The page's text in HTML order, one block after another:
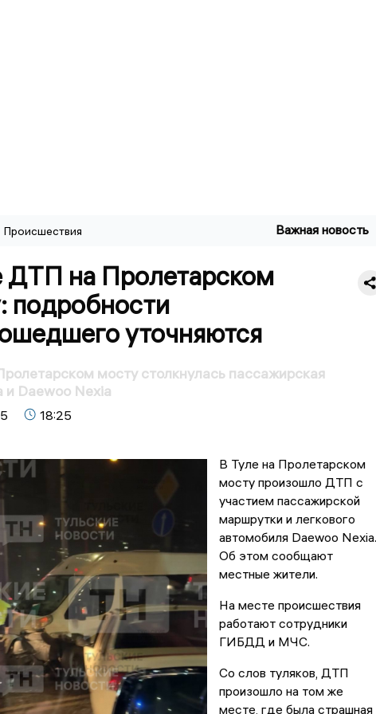
Происшествия Важная новость
ДТП на Пролетарском
подробности
уточняются
мосту столкнулась пассажирская
и Daewoo Nexia
18:25
В Туле на Пролетарском
мосту произошло ДТП с
участием пассажирской
маршрутки и легкового
автомобиля Daewoo Nexia.
Об этом сообщают
местные жители.
На месте происшествия
работают сотрудники
ГИБДД и МЧС.
Со слов туляков, ДТП
произошло на том же
месте, где была страшная